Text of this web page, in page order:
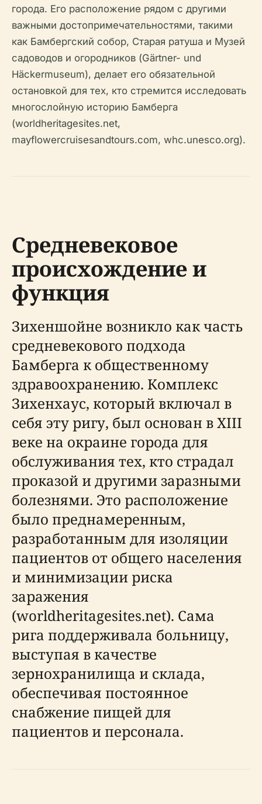
города. Его расположение рядом с другими
важными достопримечательностями, такими
как Бамбергский собор, Старая ратуша и Музей
садоводов и огородников (Gärtner- und
Häckermuseum), делает его обязательной
остановкой для тех, кто стремится исследовать
многослойную историю Бамберга
(worldheritagesites.net,
mayflowercruisesandtours.com, whc.unesco.org).
Средневековое
происхождение и
функция
Зихеншойне возникло как часть
средневекового подхода
Бамберга к общественному
здравоохранению. Комплекс
Зихенхаус, который включал в
себя эту ригу, был основан в XIII
веке на окраине города для
обслуживания тех, кто страдал
проказой и другими заразными
болезнями. Это расположение
было преднамеренным,
разработанным для изоляции
пациентов от общего населения
и минимизации риска
заражения
(worldheritagesites.net). Сама
рига поддерживала больницу,
выступая в качестве
зернохранилища и склада,
обеспечивая постоянное
снабжение пищей для
пациентов и персонала.